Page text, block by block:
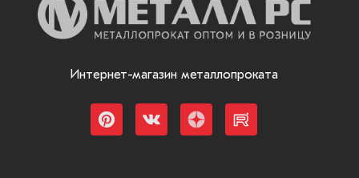
Интернет-магазин металлопроката